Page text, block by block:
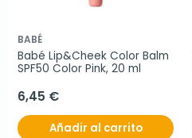
BABÉ
Babé Lip&Cheek Color Balm
SPF50 Color Pink, 20 ml
6,45 €
Añadir al carrito